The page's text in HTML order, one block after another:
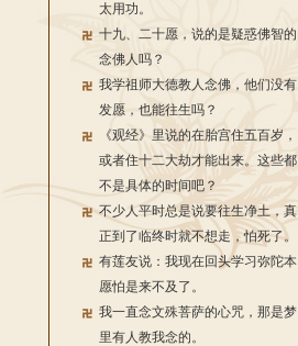
太用功。
十九、二十愿，说的是疑惑佛智的
念佛人吗？
我学祖师大德教人念佛，他们没有
发愿，也能往生吗？
《观经》里说的在胎宫住五百岁，
或者住十二大劫才能出来。这些都
不是具体的时间吧？
不少人平时总是说要往生净土，真
正到了临终时就不想走，怕死了。
有莲友说：我现在回头学习弥陀本
愿怕是来不及了。
我一直念文殊菩萨的心咒，那是梦
里有人教我念的。